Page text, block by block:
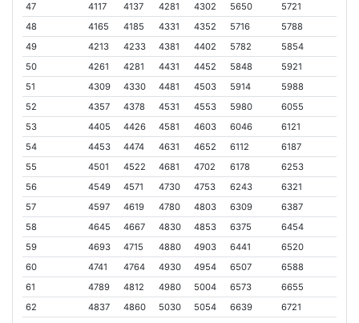
47
4117 4137 4281 4302 5650
5721
48
4165 4185 4331 4352 5716
5788
49
4213 4233 4381 4402 5782
5854
50
4261 4281 4431 4452 5848
5921
51
4309 4330 4481 4503 5914
5988
52
4357 4378 4531 4553 5980
6055
53
4405 4426 4581 4603 6046
6121
54
4453 4474 4631 4652 6112
6187
55
4501 4522 4681 4702 6178
6253
56
4549 4571 4730 4753 6243
6321
57
4597 4619 4780 4803 6309
6387
58
4645 4667 4830 4853 6375
6454
59
4693 4715 4880 4903 6441
6520
60
4741 4764 4930 4954 6507
6588
61
4789 4812 4980 5004 6573
6655
62
4837 4860 5030 5054 6639
6721